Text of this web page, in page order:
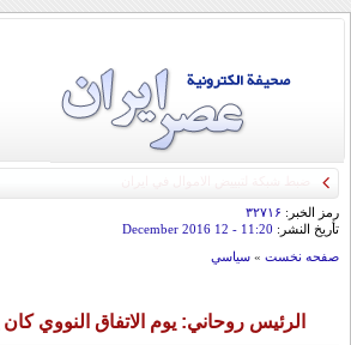
رمز الخبر: ۳۲۷۱۶
تأريخ النشر: 11:20
- 12 December 2016
صفحه نخست » سياسي
الرئيس روحاني: يوم الاتفاق النووي